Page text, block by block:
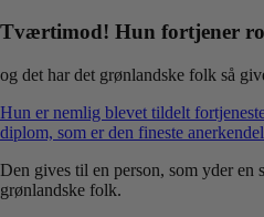
Tværtimod! Hun fortjener
og det har det grønlandske folk så
Hun er nemlig blevet tildelt
diplom, som er den fineste
Den gives til en person, som yder
grønlandske folk.